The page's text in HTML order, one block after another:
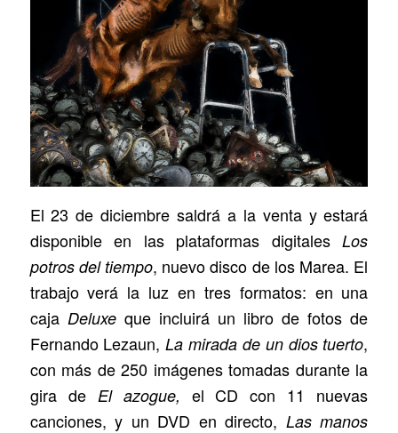
El 23 de diciembre saldrá a la venta y estará
disponible en las plataformas digitalesLos
potros del tiempo, nuevo disco de los Marea. El
trabajo verá la luz en tres formatos: en una
caja Deluxeque incluirá un libro de fotos de
Fernando Lezaun,La mirada de un dios tuerto,
con más de 250 imágenes tomadas durante la
gira de El azogue, el CD con 11 nuevas
canciones, y un DVD en directo, Las manos